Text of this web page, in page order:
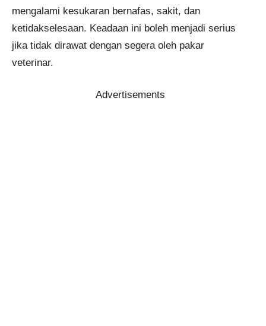
mengalami kesukaran bernafas, sakit, dan
ketidakselesaan. Keadaan ini boleh menjadi serius
jika tidak dirawat dengan segera oleh pakar
veterinar.
Advertisements